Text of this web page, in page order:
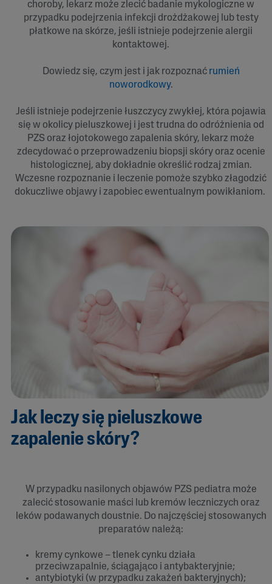
choroby, lekarz może zlecić badanie mykologiczne w
przypadku podejrzenia infekcji drożdżakowej lub testy
płatkowe na skórze, jeśli istnieje podejrzenie alergii
kontaktowej.
Dowiedz się, czym jest i jak rozpoznać rumień
noworodkowy.
Jeśli istnieje podejrzenie łuszczycy zwykłej, która pojawia
się w okolicy pieluszkowej i jest trudna do odróżnienia od
PZS oraz łojotokowego zapalenia skóry, lekarz może
zdecydować o przeprowadzeniu biopsji skóry oraz ocenie
histologicznej, aby dokładnie określić rodzaj zmian.
Wczesne rozpoznanie i leczenie pomoże szybko złagodzić
dokuczliwe objawy i zapobiec ewentualnym powikłaniom.
Jak leczy się pieluszkowe
zapalenie skóry?
W przypadku nasilonych objawów PZS pediatra może
zalecić stosowanie maści lub kremów leczniczych oraz
leków podawanych doustnie. Do najczęściej stosowanych
preparatów należą:
kremy cynkowe – tlenek cynku działa
przeciwzapalnie, ściągająco i antybakteryjnie;
antybiotyki (w przypadku zakażeń bakteryjnych);